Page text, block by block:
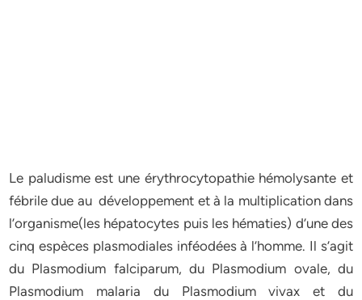
Le paludisme est une érythrocytopathie hémolysante et
fébrile due au développement et à la multiplication dans
l’organisme(les hépatocytes puis les hématies) d’une des
cinq espèces plasmodiales inféodées à l’homme. Il s’agit
du Plasmodium falciparum, du Plasmodium ovale, du
Plasmodium malaria du Plasmodium vivax et du